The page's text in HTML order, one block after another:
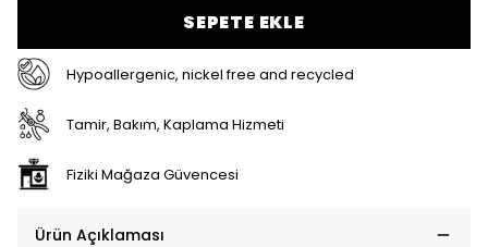
SEPETE EKLE
Hypoallergenic, nickel free and recycled
Tamir, Bakım, Kaplama Hizmeti
Fiziki Mağaza Güvencesi
Ürün Açıklaması